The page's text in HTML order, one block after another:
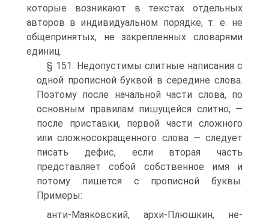
которые возникают в текстах отдельных
авторов в индивидуальном порядке, т. е. не
общепринятых, не закрепленных словарями
единиц.
§ 151. Недопустимы слитные написания с
одной прописной буквой в середине слова.
Поэтому после начальной части слова, по
основным правилам пишущейся слитно, —
после приставки, первой части сложного
или сложносокращенного слова — следует
писать дефис, если вторая часть
представляет собой собственное имя и
потому пишется с прописной буквы.
Примеры:
анти-Маяковский, архи-Плюшкин, не-